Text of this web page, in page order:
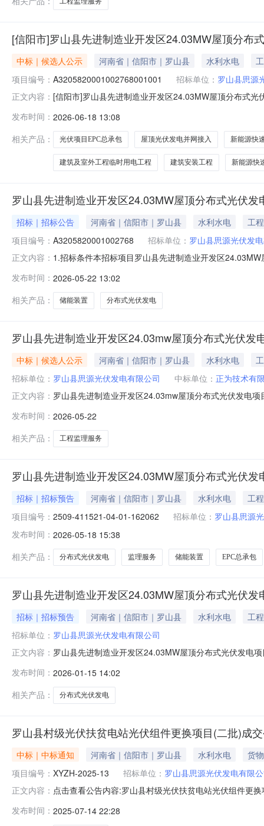
[信阳市]罗山县先进制造业开发区24.03MW屋顶分布
中标｜候选人公示 河南省｜信阳市｜罗山县 水利水电
项目编号： A3205820001002768001001 招标单位： 罗山县思源
正文内容： [信阳市]罗山县先进制造业开发区24.03MW屋顶分布式
段的中标候选人公示如下：一、项目概况1.项目名称：
发布时间： 2026-06-18 13:08
相关产品：
光伏项目EPC总承包 屋顶光伏发电并网接入 新能源快
建筑及室外工程临时用电工程 建筑安装工程 新能源快
罗山县先进制造业开发区24.03MW屋顶分布式光伏
招标｜招标公告 河南省｜信阳市｜罗山县 水利水电
工程
项目编号： A3205820001002768 招标单位： 罗山县思源光伏发
正文内容： 1.招标条件本招标项目罗山县先进制造业开发区
本次招投标实行全流程电子招投标。2.项目概况与招标
发布时间： 2026-05-22 13:02
相关产品：
储能装置 分布式光伏发电
罗山县先进制造业开发区24.03mw屋顶分布式光伏
中标｜候选人公示 河南省｜信阳市｜罗山县 水利水电
招标单位： 罗山县思源光伏发电有限公司 中标单位： 正为技术有
正文内容： 罗山县先进制造业开发区24.03mw屋顶分布式光伏发电
行公开招标，按相关法律规定的程序进行了开标、评标
光伏发
发布时间： 2026-05-22
相关产品：
工程监理服务
罗山县先进制造业开发区24.03MW屋顶分布式光伏
招标｜招标预告 河南省｜信阳市｜罗山县 水利水电
工程
项目编号： 2509-411521-04-01-162062 招标单位： 罗山县思源
发布时间： 2026-05-18 15:38
相关产品：
分布式光伏发电 监理服务 储能装置 EPC总承包
罗山县先进制造业开发区24.03MW屋顶分布式光伏
招标｜招标预告 河南省｜信阳市｜罗山县 水利水电
工程
招标单位： 罗山县思源光伏发电有限公司
正文内容： 罗山县先进制造业开发区24.03MW屋顶分布式光伏发电
场地，建设24.03MW分布式光伏发电项目，项目采取"自
能
发布时间： 2026-01-15 14:02
相关产品：
分布式光伏发电
罗山县村级光伏扶贫电站光伏组件更换项目(二批)成
中标｜中标通知 河南省｜信阳市｜罗山县 水利水电
货物
项目编号： XYZH-2025-13 招标单位： 罗山县思源光伏发电有限
正文内容： 点击查看公告内容:罗山县村级光伏扶贫电站光伏组件更
1、采购项目编号：XYZH-2025-132、采购项目名称：
发布时间： 2025-07-14 22:28